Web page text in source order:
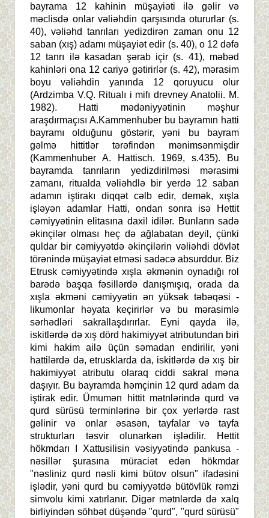
bayrama 12 kahinin müşayiəti ilə gəlir və
məclisdə onlar vəliəhdin qarşısında otururlar (s.
40), vəliəhd tanrıları yedizdirən zaman onu 12
saban (xış) adamı müşayiət edir (s. 40), o 12 dəfə
12 tanrı ilə kasadan şərab içir (s. 41), məbəd
kahinləri ona 12 cariyə gətirirlər (s. 42), mərasim
boyu vəliəhdin yanında 12 qoruyucu olur
(Ardzimba V.Q. Ritualı i mifı drevney Anatolii. M.
1982). Hatti mədəniyyətinin məşhur
araşdırmaçısı A.Kammenhuber bu bayramın hatti
bayramı olduğunu göstərir, yəni bu bayram
gəlmə hittitlər tərəfindən mənimsənmişdir
(Kammenhuber A. Hattisch. 1969, s.435). Bu
bayramda tanrıların yedizdirilməsi mərasimi
zamanı, ritualda vəliəhdlə bir yerdə 12 saban
adamın iştirakı diqqət cəlb edir, demək, xışla
işləyən adamlar Hatti, ondan sonra isə Hettit
cəmiyyətinin elitasına daxil idilər. Bunların sadə
əkinçilər olması heç də ağlabatan deyil, çünki
quldar bir cəmiyyətdə əkinçilərin vəliəhdi dövlət
törənində müşayiət etməsi sadəcə absurddur. Biz
Etrusk cəmiyyətində xışla əkmənin oynadığı rol
barədə başqa fəsillərdə danışmışıq, orada da
xışla əkməni cəmiyyətin ən yüksək təbəqəsi -
likumonlar həyata keçirirlər və bu mərasimlə
sərhədləri sakrallaşdırırlar. Eyni qayda ilə,
iskitlərdə də xış dörd hakimiyyət atributundan biri
kimi hakim ailə üçün səmadan endirilir, yəni
hattilərdə də, etrusklarda da, iskitlərdə də xış bir
hakimiyyət atributu olaraq ciddi sakral məna
daşıyır. Bu bayramda həmçinin 12 qurd adam da
iştirak edir. Ümumən hittit mətnlərində qurd və
qurd sürüsü terminlərinə bir çox yerlərdə rast
gəlinir və onlar əsasən, tayfalar və tayfa
strukturları təsvir olunarkən işlədilir. Hettit
hökmdarı I Xattusilisin vəsiyyətində pankusa -
nəsillər şurasına müraciət edən hökmdar
"nəsliniz qurd nəsli kimi bütov olsun" ifadəsini
işlədir, yəni qurd bu cəmiyyətdə bütövlük rəmzi
simvolu kimi xatırlanır. Digər mətnlərdə də xalq
birliyindən söhbət düşəndə "qurd", "qurd sürüsü"